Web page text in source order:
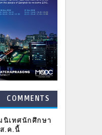
COMMENTS
นิเทศนักศึกษา
.ค.นี้